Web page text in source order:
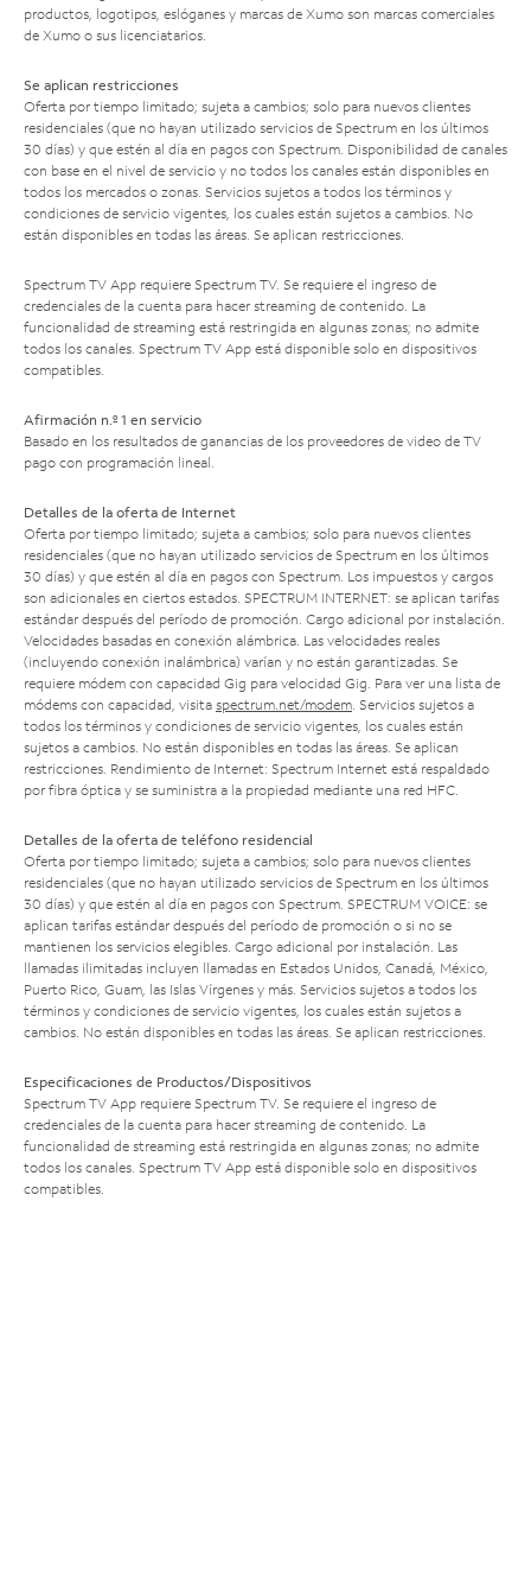
productos, logotipos, eslóganes y marcas de Xumo son marcas comerciales
de Xumo o sus licenciatarios.
Se aplican restricciones
Oferta por tiempo limitado; sujeta a cambios; solo para nuevos clientes
residenciales (que no hayan utilizado servicios de Spectrum en los últimos
30 días) y que estén al día en pagos con Spectrum. Disponibilidad de canales
con base en el nivel de servicio y no todos los canales están disponibles en
todos los mercados o zonas. Servicios sujetos a todos los términos y
condiciones de servicio vigentes, los cuales están sujetos a cambios. No
están disponibles en todas las áreas. Se aplican restricciones.
Spectrum TV App requiere Spectrum TV. Se requiere el ingreso de
credenciales de la cuenta para hacer streaming de contenido. La
funcionalidad de streaming está restringida en algunas zonas; no admite
todos los canales. Spectrum TV App está disponible solo en dispositivos
compatibles.
Afirmación n.º 1 en servicio
Basado en los resultados de ganancias de los proveedores de video de TV
pago con programación lineal.
Detalles de la oferta de Internet
Oferta por tiempo limitado; sujeta a cambios; solo para nuevos clientes
residenciales (que no hayan utilizado servicios de Spectrum en los últimos
30 días) y que estén al día en pagos con Spectrum. Los impuestos y cargos
son adicionales en ciertos estados. SPECTRUM INTERNET: se aplican tarifas
estándar después del período de promoción. Cargo adicional por instalación.
Velocidades basadas en conexión alámbrica. Las velocidades reales
(incluyendo conexión inalámbrica) varían y no están garantizadas. Se
requiere módem con capacidad Gig para velocidad Gig. Para ver una lista de
módems con capacidad, visita spectrum.net/modem. Servicios sujetos a
todos los términos y condiciones de servicio vigentes, los cuales están
sujetos a cambios. No están disponibles en todas las áreas. Se aplican
restricciones. Rendimiento de Internet: Spectrum Internet está respaldado
por fibra óptica y se suministra a la propiedad mediante una red HFC.
Detalles de la oferta de teléfono residencial
Oferta por tiempo limitado; sujeta a cambios; solo para nuevos clientes
residenciales (que no hayan utilizado servicios de Spectrum en los últimos
30 días) y que estén al día en pagos con Spectrum. SPECTRUM VOICE: se
aplican tarifas estándar después del período de promoción o si no se
mantienen los servicios elegibles. Cargo adicional por instalación. Las
llamadas ilimitadas incluyen llamadas en Estados Unidos, Canadá, México,
Puerto Rico, Guam, las Islas Vírgenes y más. Servicios sujetos a todos los
términos y condiciones de servicio vigentes, los cuales están sujetos a
cambios. No están disponibles en todas las áreas. Se aplican restricciones.
Especificaciones de Productos/Dispositivos
Spectrum TV App requiere Spectrum TV. Se requiere el ingreso de
credenciales de la cuenta para hacer streaming de contenido. La
funcionalidad de streaming está restringida en algunas zonas; no admite
todos los canales. Spectrum TV App está disponible solo en dispositivos
compatibles.